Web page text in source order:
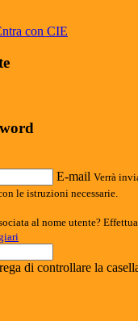
con CIE
E-mail Verrà
le istruzioni necessarie.
al nome utente?
di controllare la